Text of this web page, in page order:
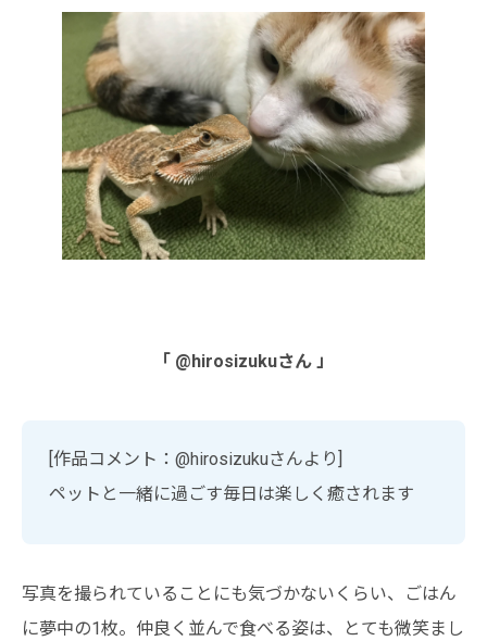
「 @hirosizukuさん 」
[作品コメント：@hirosizukuさんより]
ペットと一緒に過ごす毎日は楽しく癒されます
写真を撮られていることにも気づかないくらい、ごはん
に夢中の1枚。仲良く並んで食べる姿は、とても微笑まし